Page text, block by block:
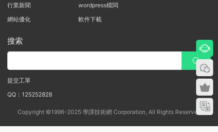
行業新聞
網站優化
wordpress模闆
軟件下載
搜索
提交工單
QQ：125252828
Copyright ©1996-2025 學課技術網 Corporation, All Rights Reserved